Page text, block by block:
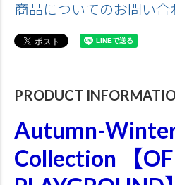
商品についてのお問い合
PRODUCT
Autumn-
Collection 【